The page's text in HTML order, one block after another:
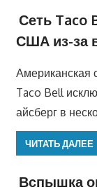
Сеть Taco
США из-за
Американская
Taco Bell
айсберг в
ЧИТАТЬ ДАЛЕЕ
Вспышка